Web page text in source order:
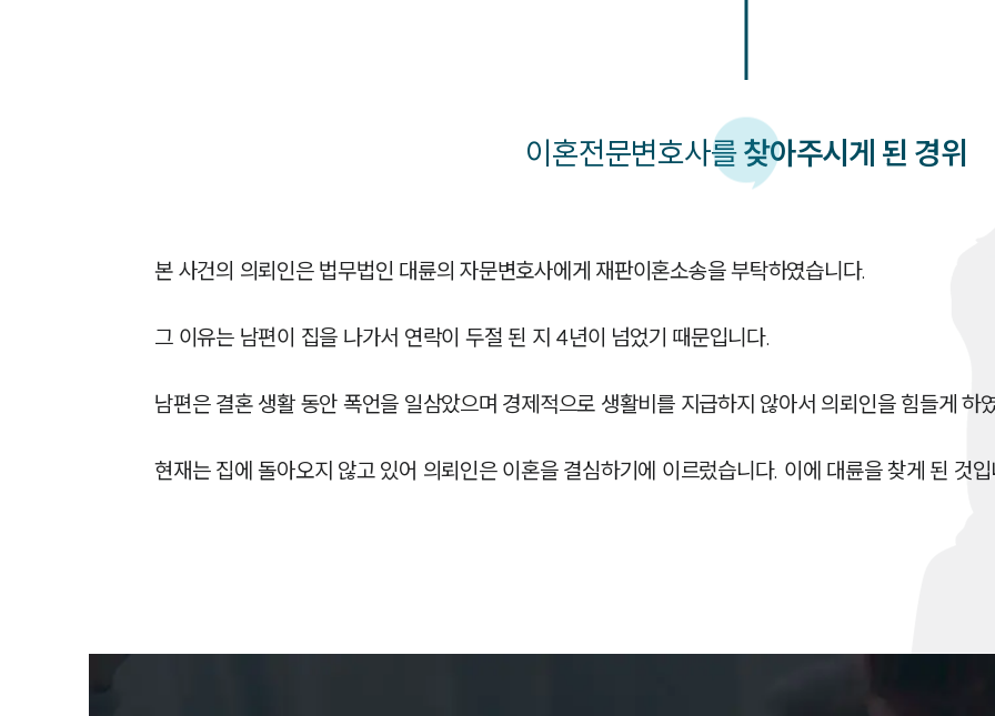
이혼전문변호사를찾아주시게 된 경위
본 사건의 의뢰인은 법무법인 대륜의 자문변호사에게 재판이혼소송을 부탁하였습니다.
그 이유는 남편이 집을 나가서 연락이 두절 된 지 4년이 넘었기 때문입니다.
남편은 결혼 생활 동안 폭언을 일삼았으며 경제적으로 생활비를 지급하지 않아서 의뢰인을 힘들게 하
현재는 집에 돌아오지 않고 있어 의뢰인은 이혼을 결심하기에 이르렀습니다. 이에 대륜을 찾게 된 것